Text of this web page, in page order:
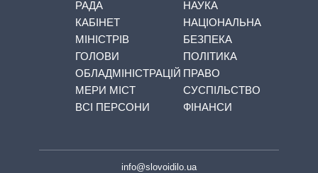
РАДА
КАБІНЕТ
МІНІСТРІВ
ГОЛОВИ
ОБЛАДМІНІСТРАЦІЙ
МЕРИ МІСТ
ВСІ ПЕРСОНИ
НАУКА
НАЦІОНАЛЬНА
БЕЗПЕКА
ПОЛІТИКА
ПРАВО
СУСПІЛЬСТВО
ФІНАНСИ
info@slovoidilo.ua